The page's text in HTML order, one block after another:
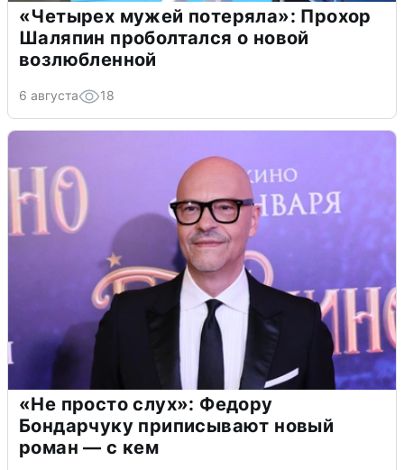
«Четырех мужей потеряла»: Прохор
Шаляпин проболтался о новой
возлюбленной
6 августа 18
«Не просто слух»: Федору
Бондарчуку приписывают новый
роман — с кем